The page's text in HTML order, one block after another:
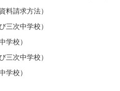
料請求方法）
三次中学校）
学校）
三次中学校）
学校）